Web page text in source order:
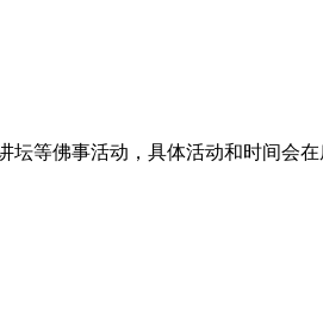
坛等佛事活动，具体活动和时间会